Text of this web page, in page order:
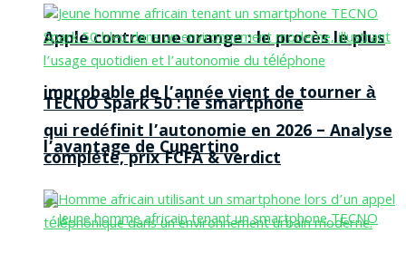
Apple contre une orange : le procès le plus
improbable de l’année vient de tourner à
l’avantage de Cupertino
TECNO Spark 50 : le smartphone
qui redéfinit l’autonomie en 2026 – Analyse
complète, prix FCFA & verdict